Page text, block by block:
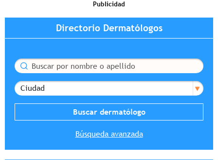
Publicidad
Directorio Dermatólogos
Buscar
Ciudad
Búsqueda avanzada